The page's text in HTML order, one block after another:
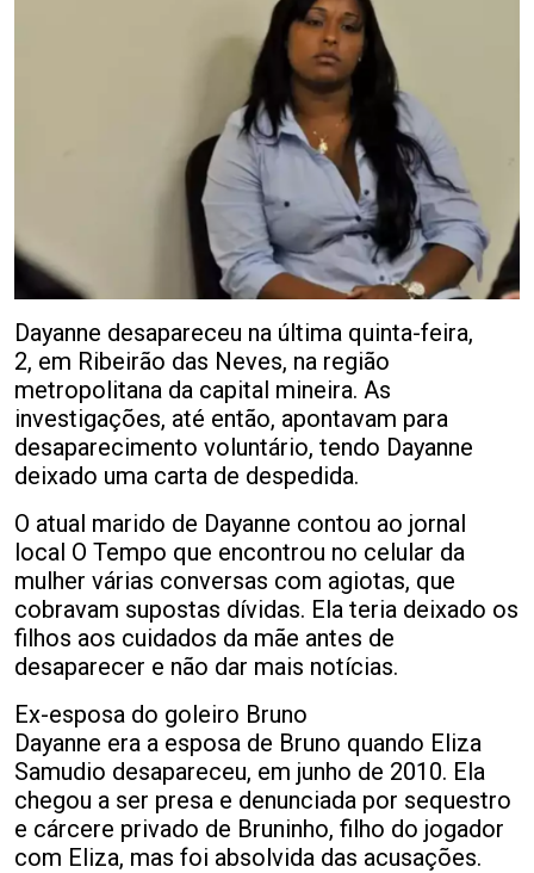
Dayanne desapareceu na última quinta-feira,
2, em Ribeirão das Neves, na região
metropolitana da capital mineira. As
investigações, até então, apontavam para
desaparecimento voluntário, tendo Dayanne
deixado uma carta de despedida.
O atual marido de Dayanne contou ao jornal
local O Tempo que encontrou no celular da
mulher várias conversas com agiotas, que
cobravam supostas dívidas. Ela teria deixado os
filhos aos cuidados da mãe antes de
desaparecer e não dar mais notícias.
Ex-esposa do goleiro Bruno
Dayanne era a esposa de Bruno quando Eliza
Samudio desapareceu, em junho de 2010. Ela
chegou a ser presa e denunciada por sequestro
e cárcere privado de Bruninho, filho do jogador
com Eliza, mas foi absolvida das acusações.